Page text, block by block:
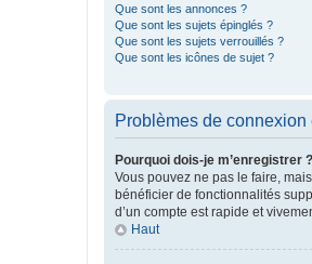
Que sont les annonces ?
Que sont les sujets épinglés ?
Que sont les sujets verrouillés ?
Que sont les icônes de sujet ?
Problèmes de connexion
Pourquoi dois-je m’enregistrer ?
Vous pouvez ne pas le faire,
bénéficier de fonctionnalités
d’un compte est rapide et
Haut